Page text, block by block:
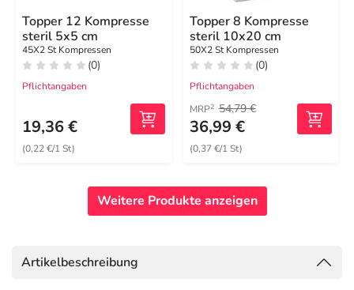
Topper 12 Kompresse
steril 5x5 cm
45X2 St Kompressen
(0)
Pflichtangaben
19,36 €
(0,22 €/1 St)
Topper 8 Kompresse
steril 10x20 cm
50X2 St Kompressen
(0)
Pflichtangaben
MRP2 54,79 €
36,99 €
(0,37 €/1 St)
Weitere Produkte anzeigen
Artikelbeschreibung